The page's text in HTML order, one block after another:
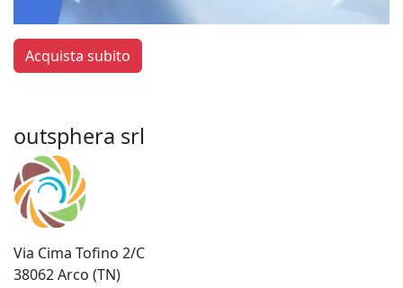
Acquista subito
outsphera srl
Via Cima Tofino 2/C
38062 Arco (TN)